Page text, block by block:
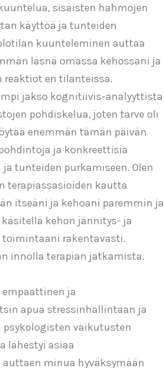
sisäisten hahmojen
käyttöä ja tunteiden
kuunteleminen auttaa
läsnä omassa kehossani ja
eri tilanteissa.
jakso kognitiivis-analyyttista
pohdiskelua, joten tarve oli
enemmän tämän päivän
ja konkreettisia
tunteiden purkamiseen. Olen
terapiassasioiden kautta
itseäni ja kehoani paremmin ja
kehon jännitys- ja
rakentavasti.
innolla terapian jatkamista.
ja
apua stressinhallintaan ja
vaikutusten
lähestyi asiaa
minua hyväksymään